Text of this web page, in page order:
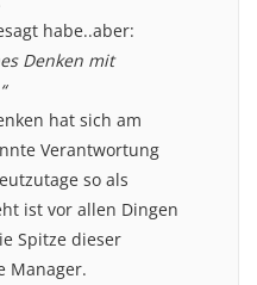
habe..aber:
Denken mit
hat sich am
Verantwortung
so als
ist vor allen Dingen
Spitze dieser
Manager.